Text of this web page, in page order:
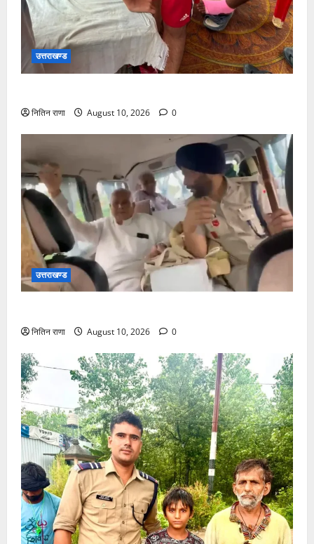
उत्तराखण्ड
नितिन राणा August 10, 2026 0
उत्तराखण्ड
नितिन राणा August 10, 2026 0